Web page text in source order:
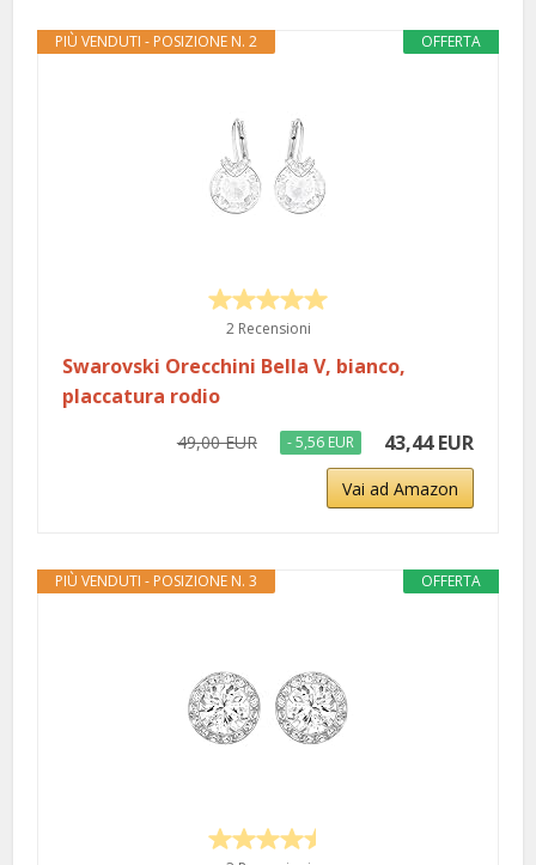
OFFERTA
PIÙ VENDUTI - POSIZIONE N. 2
2 Recensioni
Swarovski Orecchini Bella V, bianco,
placcatura rodio
49,00 EUR - 5,56 EUR 43,44 EUR
Vai ad Amazon
OFFERTA
PIÙ VENDUTI - POSIZIONE N. 3